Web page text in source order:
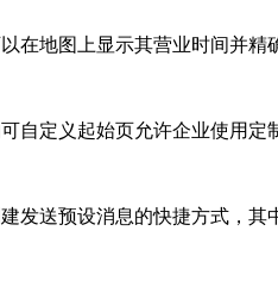
在地图上显示其营业时间并
自定义起始页允许企业使用
发送预设消息的快捷方式，